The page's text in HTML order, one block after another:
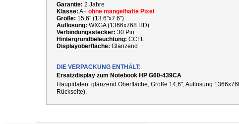
Garantie: 2 Jahre
Klasse: A+ ohne mangelhafte Pixel
Größe: 15,6" (13.6"x7.6")
Auflösung: WXGA (1366x768 HD)
Verbindungsstecker: 30 Pin
Hintergrundbeleuchtung: CCFL
Displayoberfläche: Glänzend
DIE VERPACKUNG ENTHÄLT:
Ersatzdisplay zum Notebook HP G60-439CA
Hauptdaten: g länzend Oberfläche, Größe 14,6", Auflösung
Rückseite).